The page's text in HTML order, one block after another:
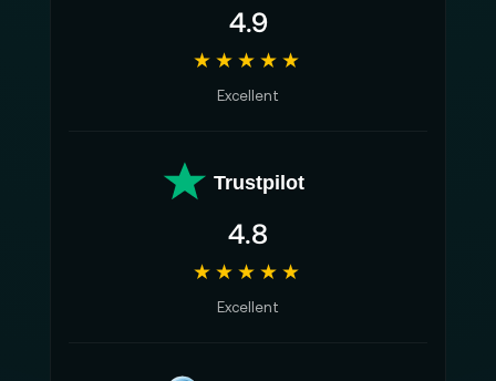
4.9
★★★★★
Excellent
Trustpilot
4.8
★★★★★
Excellent